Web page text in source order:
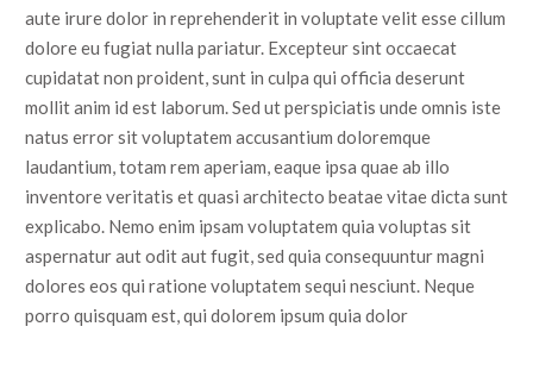
aute irure dolor in reprehenderit in voluptate velit esse cillum
dolore eu fugiat nulla pariatur. Excepteur sint occaecat
cupidatat non proident, sunt in culpa qui officia deserunt
mollit anim id est laborum. Sed ut perspiciatis unde omnis iste
natus error sit voluptatem accusantium doloremque
laudantium, totam rem aperiam, eaque ipsa quae ab illo
inventore veritatis et quasi architecto beatae vitae dicta sunt
explicabo. Nemo enim ipsam voluptatem quia voluptas sit
aspernatur aut odit aut fugit, sed quia consequuntur magni
dolores eos qui ratione voluptatem sequi nesciunt. Neque
porro quisquam est, qui dolorem ipsum quia dolor